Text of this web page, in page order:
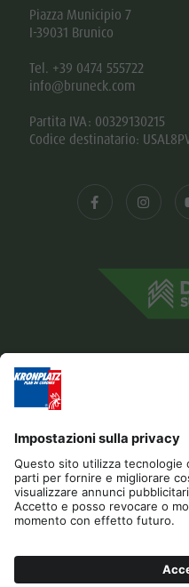
Piazza Municipio 7
I-39031 Brunico
Tel. +39 0474 555722
info@bruneck.com
Partita IVA: 00329130215
Codice destinatario:
Editoria Privacy